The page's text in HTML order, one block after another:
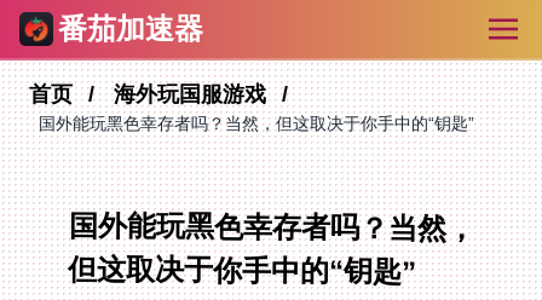
番茄加速器
首页 海外玩国服游戏
国外能玩黑色幸存者吗？当然，但这取决于你手中的“钥匙”
国外能玩黑色幸存者吗？当然，
但这取决于你手中的“钥匙”